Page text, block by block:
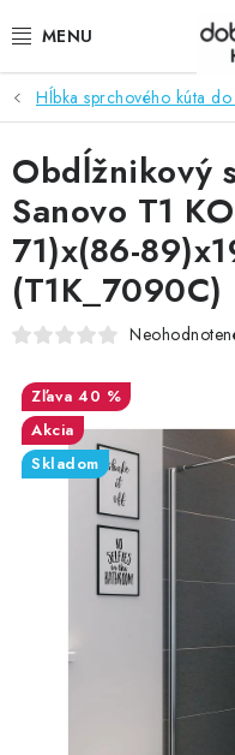
na
SPRCHOVÉ KÚTY
SPRCHOVÉ DVERE
BATÉRIE
VANE
DOPLNKY
SANITA
PRÍSLUŠENSTVO K
Hĺbka sprchového kúta
Obdĺžnikový
Sanovo T1
71)x(86-
(T1K_7090C)
40 %
Akcia
Skladom